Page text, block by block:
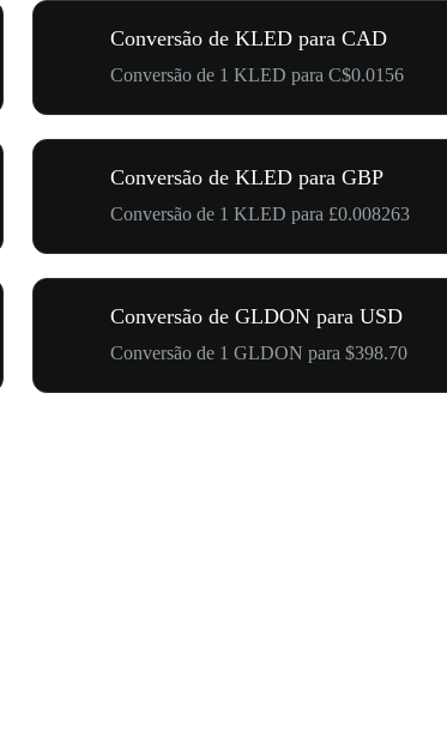
Conversão de KLED para CAD
Conversão de 1 KLED para C$0.0156
Conversão de KLED para GBP
Conversão de 1 KLED para £0.008263
Conversão de GLDON para USD
Conversão de 1 GLDON para $398.70